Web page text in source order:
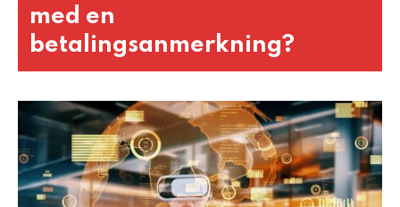
med en
betalingsanmerkning?